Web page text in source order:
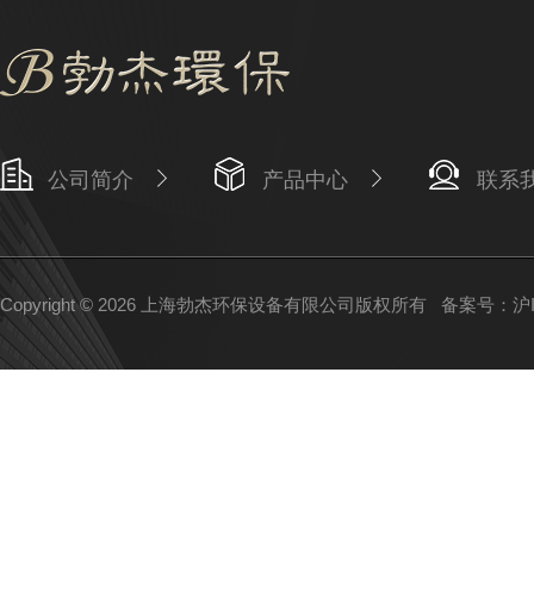
公司简介 产品中心 联系
Copyright © 2026 上海勃杰环保设备有限公司版权所有 备案号：